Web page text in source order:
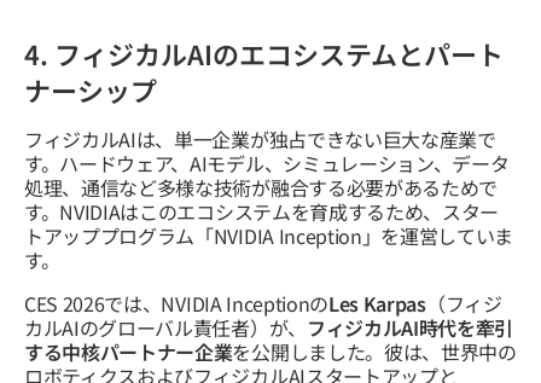
4. フィジカルAIのエコシステムとパート
ナーシップ
フィジカルAIは、単一企業が独占できない巨大な産業で
す。ハードウェア、AIモデル、シミュレーション、データ
処理、通信など多様な技術が融合する必要があるためで
す。NVIDIAはこのエコシステムを育成するため、スター
トアッププログラム「NVIDIA Inception」を運営していま
す。
CES 2026では、NVIDIA InceptionのLes Karpas（フィジ
カルAIのグローバル責任者）が、 フィジカルAI時代を牽引
する中核パートナー企業を公開しました。彼は、世界中の
ロボティクスおよびフィジカルAIスタートアップと